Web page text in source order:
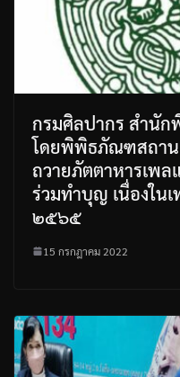
กรมศิลปากร สำนั
โดยพิพิธภัณฑสถาน
ถวายภัตตาหารเพ
ร่วมทำบุญ เนื่องใน
๒๕๖๕
15 กรกฎาคม 2022